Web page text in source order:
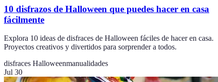
10 disfrazos de Halloween que puedes hacer en casa
fácilmente
Explora 10 ideas de disfraces de Halloween fáciles de hacer en casa.
Proyectos creativos y divertidos para sorprender a todos.
disfraces Halloweenmanualidades
Jul 30